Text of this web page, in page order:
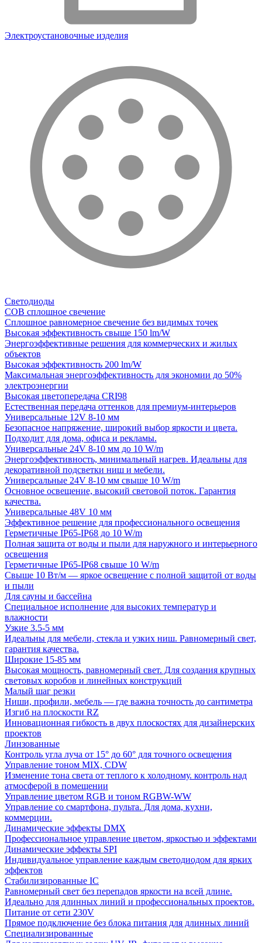
Электроустановочные изделия
Светодиоды
COB сплошное свечение
Сплошное равномерное свечение без видимых точек
Высокая эффективность свыше 150 lm/W
Энергоэффективные решения для коммерческих и жилых
объектов
Высокая эффективность 200 lm/W
Максимальная энергоэффективность для экономии до 50%
электроэнергии
Высокая цветопередача CRI98
Естественная передача оттенков для премиум-интерьеров
Универсальные 12V 8-10 мм
Безопасное напряжение, широкий выбор яркости и цвета.
Подходит для дома, офиса и рекламы.
Универсальные 24V 8-10 мм до 10 W/m
Энергоэффективность, минимальный нагрев. Идеальны для
декоративной подсветки ниш и мебели.
Универсальные 24V 8-10 мм свыше 10 W/m
Основное освещение, высокий световой поток. Гарантия
качества.
Универсальные 48V 10 мм
Эффективное решение для профессионального освещения
Герметичные IP65-IP68 до 10 W/m
Полная защита от воды и пыли для наружного и интерьерного
освещения
Герметичные IP65-IP68 свыше 10 W/m
Свыше 10 Вт/м — яркое освещение с полной защитой от воды
и пыли
Для сауны и бассейна
Специальное исполнение для высоких температур и
влажности
Узкие 3.5-5 мм
Идеальны для мебели, стекла и узких ниш. Равномерный свет,
гарантия качества.
Широкие 15-85 мм
Высокая мощность, равномерный свет. Для создания крупных
световых коробов и линейных конструкций
Малый шаг резки
Ниши, профили, мебель — где важна точность до сантиметра
Изгиб на плоскости RZ
Инновационная гибкость в двух плоскостях для дизайнерских
проектов
Линзованные
Контроль угла луча от 15° до 60° для точного освещения
Управление тоном MIX, CDW
Изменение тона света от теплого к холодному. контроль над
атмосферой в помещении
Управление цветом RGB и тоном RGBW-WW
Управление со смартфона, пульта. Для дома, кухни,
коммерции.
Динамические эффекты DMX
Профессиональное управление цветом, яркостью и эффектами
Динамические эффекты SPI
Индивидуальное управление каждым светодиодом для ярких
эффектов
Стабилизированные IC
Равномерный свет без перепадов яркости на всей длине.
Идеально для длинных линий и профессиональных проектов.
Питание от сети 230V
Прямое подключение без блока питания для длинных линий
Специализированные